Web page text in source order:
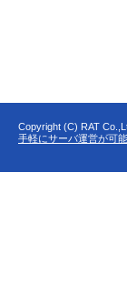
Copyright (C) RAT
手軽にサーバ運営が可